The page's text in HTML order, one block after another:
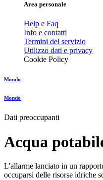
Area personale
Help e Faq
Info e contatti
Termini del servizio
Utilizzo dati e privacy
Cookie Policy
Mondo
Mondo
Dati preoccupanti
Acqua
L'allarme lanciato in un
occuparsi delle risorse idriche